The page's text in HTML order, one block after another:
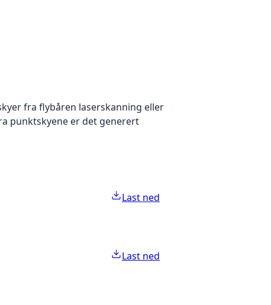
fra flybåren laserskanning eller
punktskyene er det generert
Last ned
Last ned